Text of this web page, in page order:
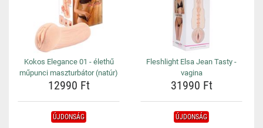
Kokos Elegance 01 - élethű
műpunci maszturbátor (natúr)
12990 Ft
Fleshlight Elsa Jean Tasty -
vagina
31990 Ft
ÚJDONSÁG ÚJDONSÁG